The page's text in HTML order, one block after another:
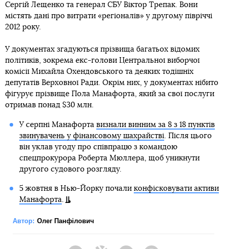
Сергій Лещенко та генерал СБУ Віктор Трепак. Вони
містять дані про витрати «регіоналів» у другому півріччі
2012 року.
У документах згадуються прізвища багатьох відомих
політиків, зокрема екс-голови Центральної виборчої
комісії Михайла Охендовського та деяких тодішніх
депутатів Верховної Ради. Окрім них, у документах нібито
фігурує прізвище Пола Манафорта, який за свої послуги
отримав понад $30 млн.
У серпні Манафорта визнали винним за 8 з 18 пунктів
звинувачень у фінансовому шахрайстві . Після цього
він уклав угоду про співпрацю з командою
спецпрокурора Роберта Мюллера, щоб уникнути
другого судового розгляду.
5 жовтня в Нью-Йорку почали конфісковувати активи
Манафорта
Автор: Олег Панфілович